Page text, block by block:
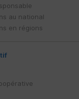
au national
en régions